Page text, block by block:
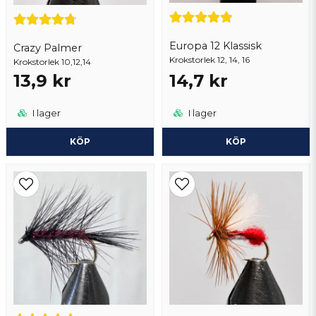
Crazy Palmer
Krokstorlek 10,12,14
13,9 kr
I lager
KÖP
Europa 12 Klassisk
Krokstorlek 12, 14, 16
14,7 kr
I lager
KÖP
Skicka fråga